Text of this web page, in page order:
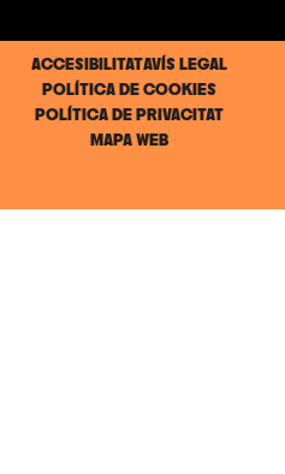
ACCESIBILITATAVÍS LEGAL
POLÍTICA DE COOKIES
POLÍTICA DE PRIVACITAT
MAPA WEB